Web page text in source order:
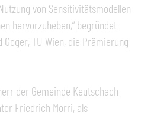
von Sensitivitätsmodellen
hervorzuheben,“ begründet
TU Wien, die Prämierung
der Gemeinde Keutschach
Friedrich Morri, als